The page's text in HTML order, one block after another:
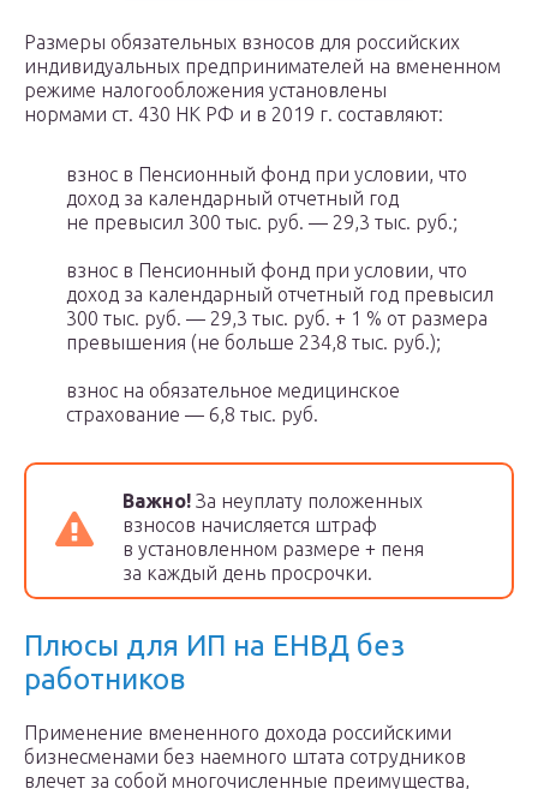
Размеры обязательных взносов для российских
индивидуальных предпринимателей на вмененном
режиме налогообложения установлены
нормами ст. 430 НК РФ и в 2019 г. составляют:
взнос в Пенсионный фонд при условии, что
доход за календарный отчетный год
не превысил 300 тыс. руб. — 29,3 тыс. руб.;
взнос в Пенсионный фонд при условии, что
доход за календарный отчетный год превысил
300 тыс. руб. — 29,3 тыс. руб. + 1 % от размера
превышения (не больше 234,8 тыс. руб.);
взнос на обязательное медицинское
страхование — 6,8 тыс. руб.
Важно! За неуплату положенных
взносов начисляется штраф
в установленном размере + пеня
за каждый день просрочки.
Плюсы для ИП на ЕНВД без
работников
Применение вмененного дохода российскими
бизнесменами без наемного штата сотрудников
влечет за собой многочисленные преимущества,